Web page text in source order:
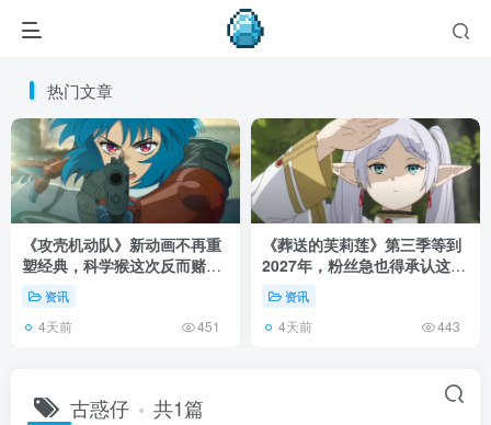
热门文章
《攻壳机动队》新动画不再重
塑经典，科学猴这次反而赌对
了！资讯
4天前 451
《葬送的芙莉莲》第三季等到
2027年，粉丝急也得承认这次
慢得有道理！
资讯
4天前 443
古惑仔 共1篇